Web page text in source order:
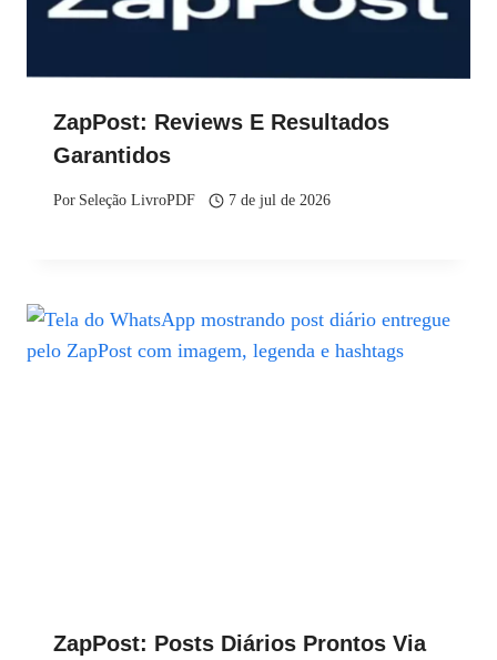
ZapPost: Reviews E Resultados
Garantidos
Por Seleção LivroPDF 7 de jul de 2026
ZapPost: Posts Diários Prontos Via